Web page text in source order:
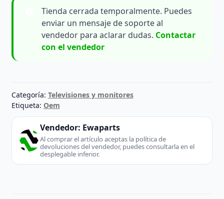
Tienda cerrada temporalmente. Puedes
enviar un mensaje de soporte al
vendedor para aclarar dudas. Contactar
con el vendedor
Categoría: Televisiones y monitores
Etiqueta: Oem
Vendedor: Ewaparts
Al comprar el artículo aceptas la política de
devoluciones del vendedor, puedes consultarla en el
desplegable inferior.